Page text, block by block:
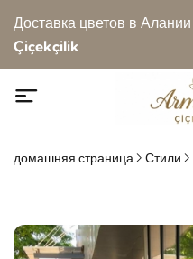
Доставка цветов в Алании
Çiçekçilik
домашняя страница Стили